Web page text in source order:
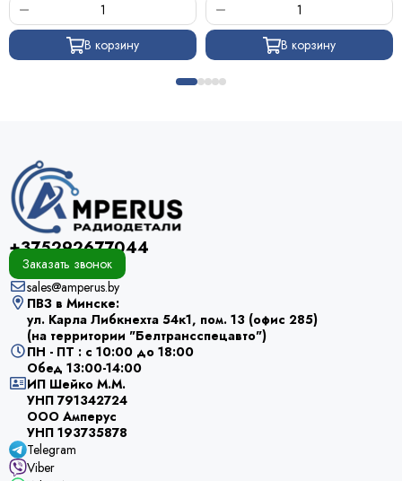
В корзину В корзину
+375292677044
Заказать звонок
sales@amperus.by
ПВЗ в Минске:
ул. Карла Либкнехта 54к1, пом. 13 (офис 285)
(на территории "Белтрансспецавто")
ПН - ПТ : с 10:00 до 18:00
Обед 13:00-14:00
ИП Шейко М.М.
УНП 791342724
ООО Амперус
УНП 193735878
Telegram
Viber